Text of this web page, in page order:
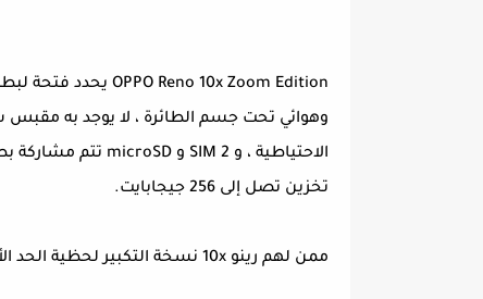
تخزين تصل إلى 256 جيجابايت.
ممن لهم رينو 10x نسخة التكبير لحظية الحد الأقصى لحجم ، حوالي 20 سم المسافة ، 91.6dB.